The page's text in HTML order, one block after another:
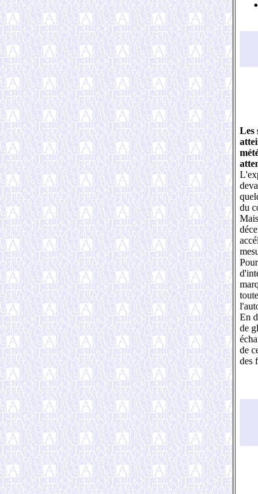
Les
du
En
de
de
des